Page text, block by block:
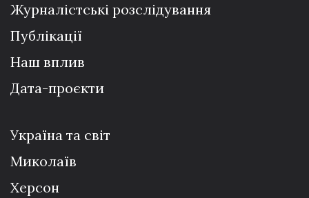
Журналістські розслідування
Публікації
Наш вплив
Дата-проєкти
Україна та світ
Миколаїв
Херсон